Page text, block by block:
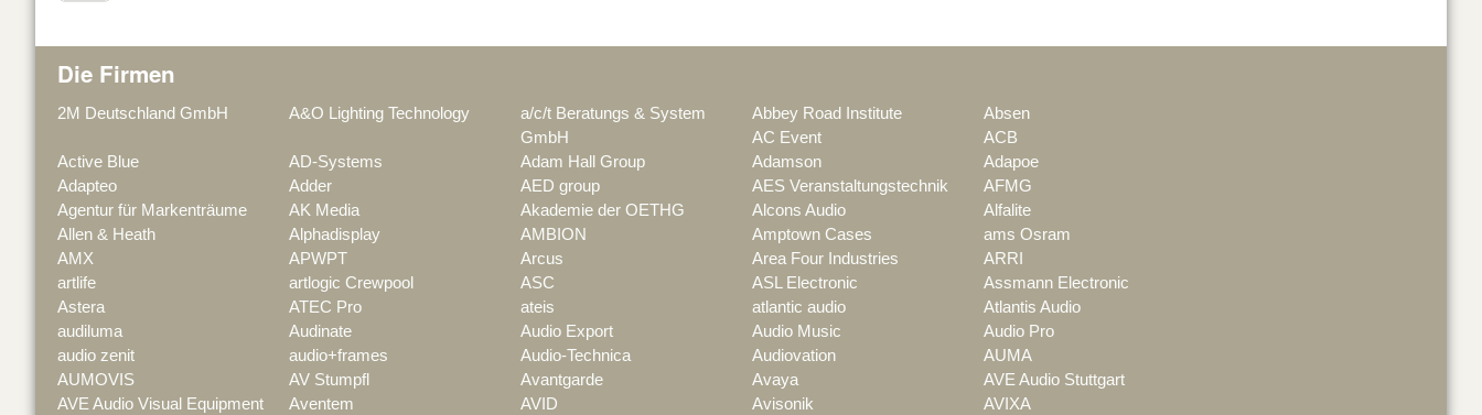
Die Firmen
2M Deutschland GmbH A&O Lighting Technology
a/c/t Beratungs & System
GmbH
Abbey Road Institute
Absen
AC Event
ACB
Active Blue
AD-Systems Adam Hall Group Adamson
Adapoe
Adapteo
Adder AED group AES Veranstaltungstechnik
AFMG
Agentur für Markenträume
AK Media Akademie der OETHG Alcons Audio
Alfalite
Allen & Heath
Alphadisplay AMBION Amptown Cases
ams Osram
AMX
APWPT Arcus Area Four Industries
ARRI
artlife
artlogic Crewpool ASC ASL Electronic
Assmann Electronic
Astera
ATEC Pro ateis atlantic audio
Atlantis Audio
audiluma
Audinate Audio Export Audio Music
Audio Pro
audio zenit
audio+frames Audio-Technica Audiovation
AUMA
AUMOVIS
AV Stumpfl Avantgarde Avaya
AVE Audio Stuttgart
AVE Audio Visual Equipment
Aventem AVID Avisonik
AVIXA